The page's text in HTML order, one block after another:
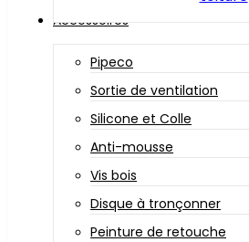
Accessoires
Pipeco
Sortie de ventilation
Silicone et Colle
Anti-mousse
Vis bois
Disque à tronçonner
Peinture de retouche